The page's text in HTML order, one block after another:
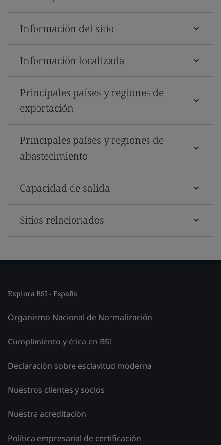
Información del sitio
Información localizada
Principales países y regiones de
exportación
Principales países y regiones de
abastecimiento
Capacidad de salida
Sitios relacionados
Explora BSI - España
Organismo Nacional de Normalización
Cumplimiento y ética en BSI
Declaración sobre esclavitud moderna
Nuestros clientes y socios
Nuestra acreditación
Política empresarial de certificación